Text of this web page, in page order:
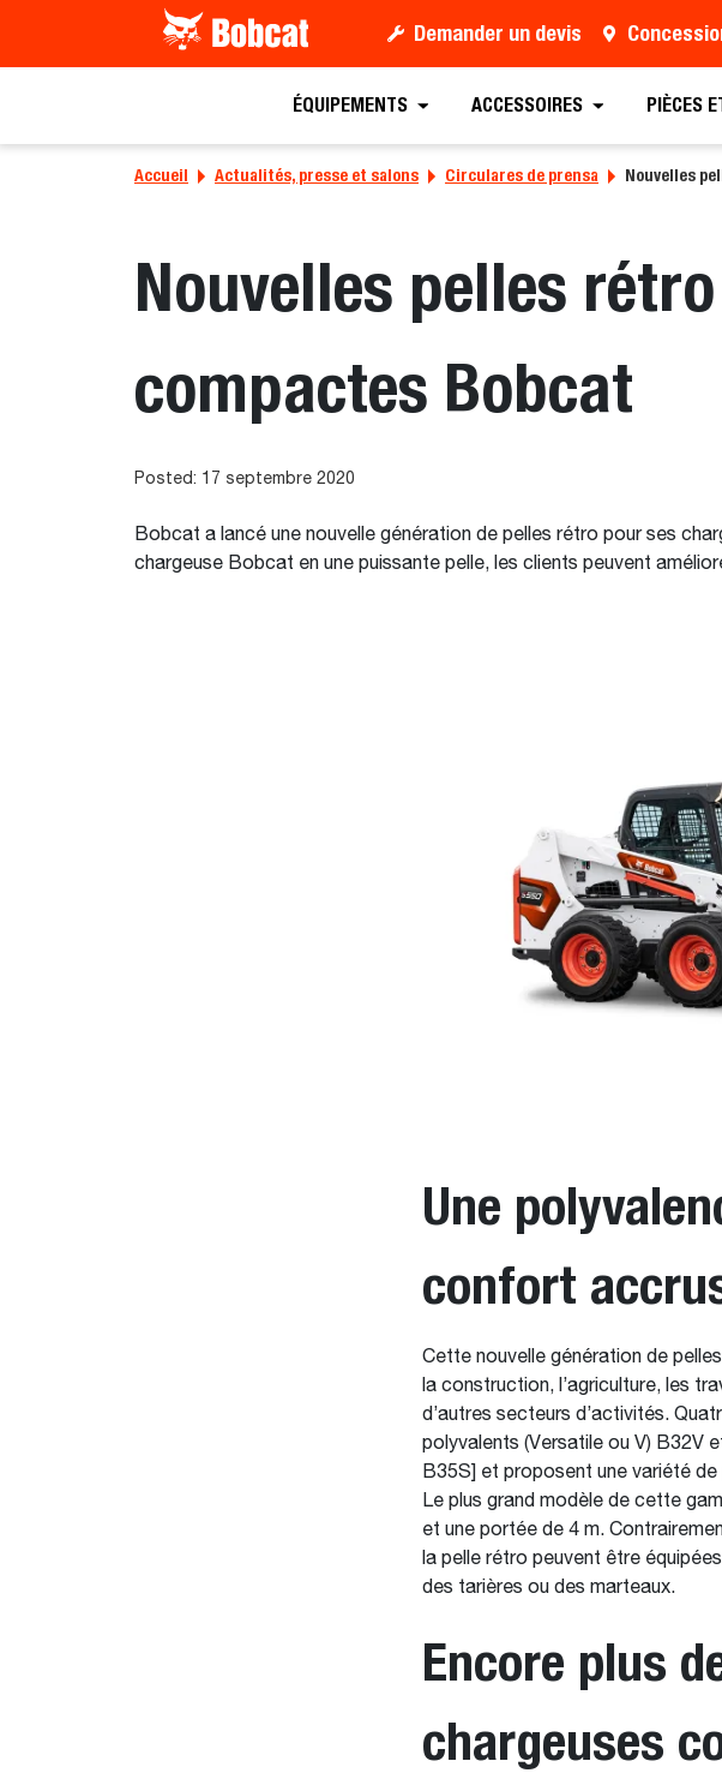
Demander un devis
ÉQUIPEMENTS ACCESSOIRES PIÈCES
Accueil Actualités, presse et salons Circulares de prensa Nouvelles
Nouvelles pelles
compactes Bobcat
Posted: 17 septembre 2020
Bobcat a lancé une nouvelle génération de pelles rétro pour ses
chargeuse Bobcat en une puissante pelle, les clients peuvent
Une
confort
Cette nouvelle génération de
la construction, l’agriculture, les
d’autres secteurs d’activités.
polyvalents (Versatile ou V) B32V
B35S] et proposent une variété
Le plus grand modèle de cette
et une portée de 4 m.
la pelle rétro peuvent être
des tarières ou des marteaux.
Encore plus
chargeuses